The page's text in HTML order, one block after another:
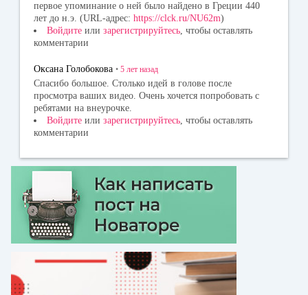
первое упоминание о ней было найдено в Греции 440
лет до н.э. (URL-адрес: https://clck.ru/NU62m)
Войдите или зарегистрируйтесь, чтобы оставлять
комментарии
Оксана Голобокова • 5 лет назад
Спасибо большое. Столько идей в голове после
просмотра ваших видео. Очень хочется попробовать с
ребятами на внеурочке.
Войдите или зарегистрируйтесь , чтобы оставлять
комментарии